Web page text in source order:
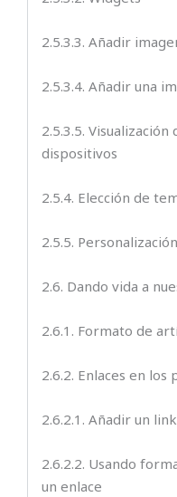
2.5.3.3. Añadir
2.5.3.4. Añadir una
2.5.3.5.
dispositivos
2.5.4. Elección de
2.5.5.
2.6. Dando vida a
2.6.1. Formato de
2.6.2. Enlaces en los
2.6.2.1. Añadir un link
2.6.2.2. Usando
un enlace